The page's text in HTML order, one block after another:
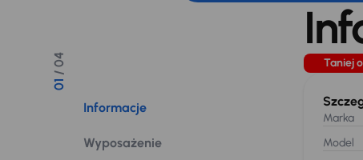
01
/ 04
Informacje
Wyposażenie
Taniej o
Marka
Model